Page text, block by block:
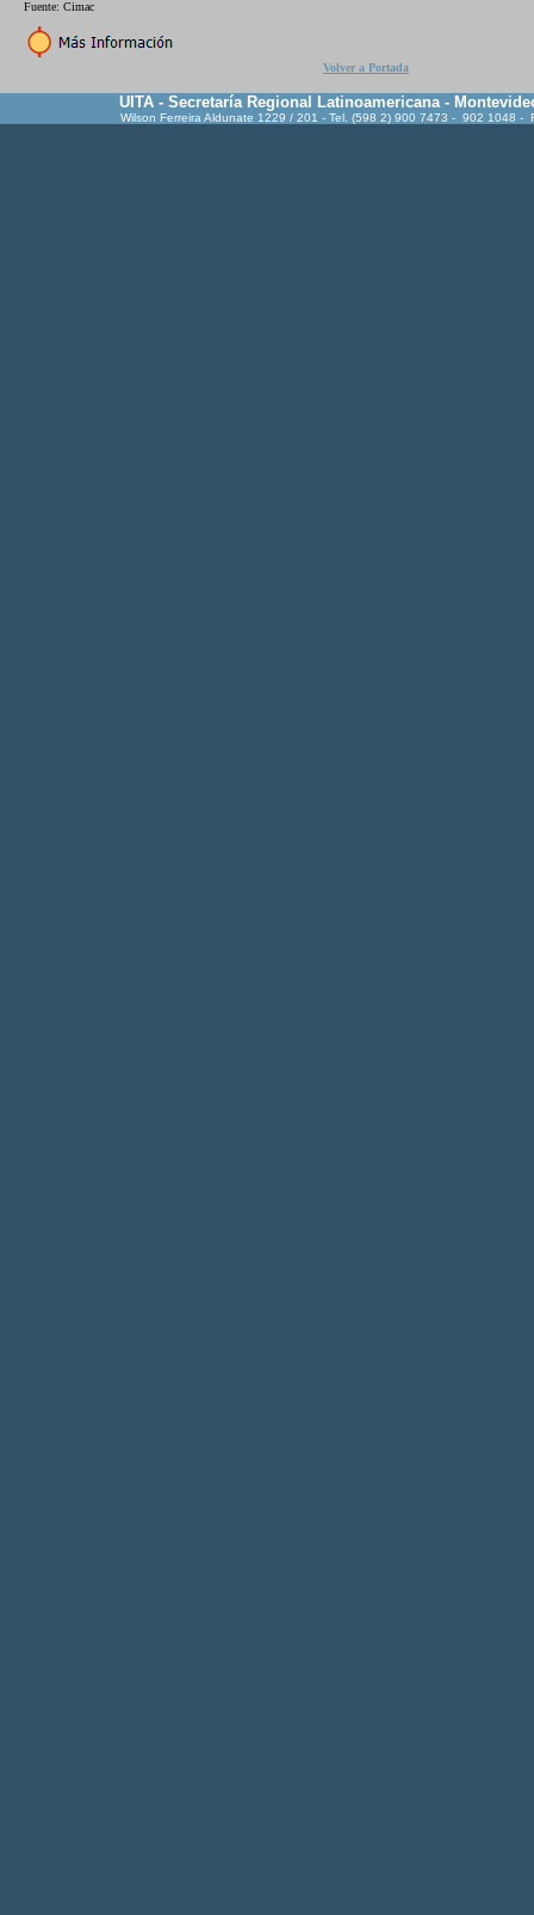
Fuente: Cimac
Volver a Portada
UITA - Secretaría Regional Latinoamericana -
Wilson Ferreira Aldunate 1229 / 201 - Tel. (598 2) 900 7473 - 902 1048 -